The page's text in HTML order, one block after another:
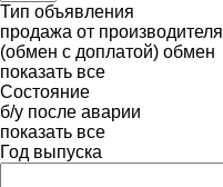
Тип объявления
продажа от производителя
(обмен с доплатой) обмен
показать все
Состояние
б/у после аварии
показать все
Год выпуска